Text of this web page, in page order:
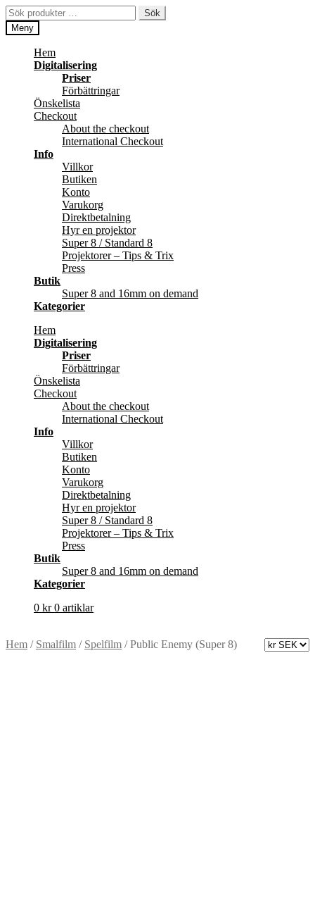
Hoppa
till
navigering
Hoppa
till
innehåll
Sök
efter:
Sök
Meny
Hem
Digitalisering
Priser
Förbättringar
Önskelista
Checkout
About the checkout
International Checkout
Info
Villkor
Butiken
Konto
Varukorg
Direktbetalning
Hyr en projektor
Super 8 / Standard 8
Projektorer – Tips & Trix
Press
Butik
Super 8 and 16mm on demand
Kategorier
Hem
Digitalisering
Priser
Förbättringar
Önskelista
Checkout
About the checkout
International Checkout
Info
Villkor
Butiken
Konto
Varukorg
Direktbetalning
Hyr en projektor
Super 8 / Standard 8
Projektorer – Tips & Trix
Press
Butik
Super 8 and 16mm on demand
Kategorier
0 kr 0 artiklar
Hem / Smalfilm / Spelfilm /Public Enemy (Super 8)